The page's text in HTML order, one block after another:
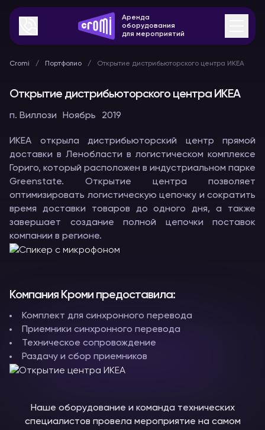
Аренда
оборудования
для мероприятий
Cromi Портфолио Открытие дистрибьюторского центра ИКЕА
Открытие дистрибьюторского центра ИКЕА
п. Виллози Ноябрь 2019
ИКЕА открыла дистрибьюторский центр прямой
доставки в Ленобласти в логистическом комплексе
Гориго, который расположен в индустриальном парке
Greenstate. Открытие центра позволяет
оптимизировать логистическую цепочку и сократить
время доставки товаров до одного дня, а также
завершает создание полной цепочки поставок
компании в регионе.
Компания Кроми предоставила:
Комплект для синхронного перевода
Приемники синхронного перевода
Техническое сопровождение
Раздачу и сбор приемников
Наше оборудование и команда технических
специалистов провела мероприятие на самом